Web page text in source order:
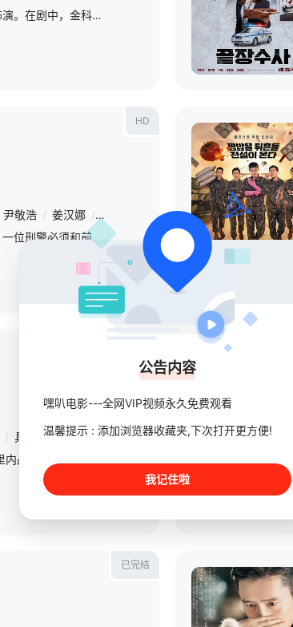
剧中主角金科长由苏志燮饰演。在剧中，金科长是敏智的父亲，也是一名朝鲜间谍。他被派去执行无数特别任务，包括17次朝鲜任务、五次韩国双重间谍任务，以及一次针对朝鲜最高司令官的暗杀行动。他是朝鲜黑名单上的头
HD
尹敬浩 / 姜汉娜 / 李多熙
全昭旻
/ 具教焕 / 金素真 / 郑满植 / 金在华 / 朴庆惠 / 尹敬浩
已完结
公告内容
嘿叭电影---全网VIP视频永久免费观看
温馨提示 : 添加浏览器收藏夹,下次打开更方便!
我记住啦